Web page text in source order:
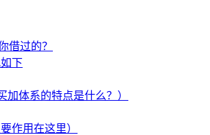
借过的？
下
加体系的特点是什么？）
作用在这里）